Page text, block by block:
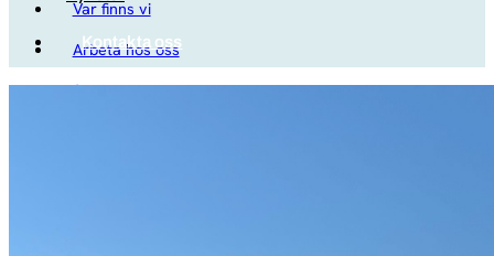
Var finns vi
Arbeta hos oss
Studenter
Kontakta oss